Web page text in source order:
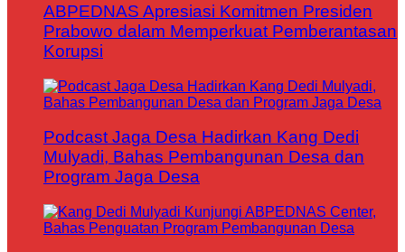
ABPEDNAS Apresiasi Komitmen Presiden
Prabowo dalam Memperkuat Pemberantasan
Korupsi
Podcast Jaga Desa Hadirkan Kang Dedi
Mulyadi, Bahas Pembangunan Desa dan
Program Jaga Desa